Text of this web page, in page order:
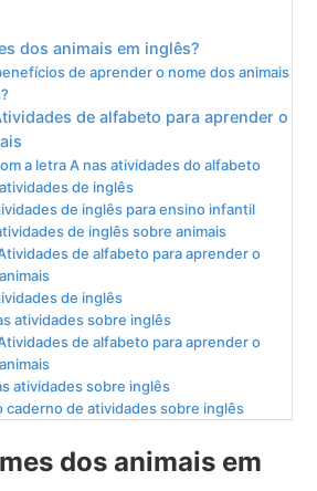
dos animais em inglês?
de aprender o nome dos animais
de alfabeto para aprender o
a letra A nas atividades do alfabeto
de inglês
de inglês para ensino infantil
de inglês sobre animais
de alfabeto para aprender o
de inglês
atividades sobre inglês
de alfabeto para aprender o
atividades sobre inglês
caderno de atividades sobre inglês
dos animais em